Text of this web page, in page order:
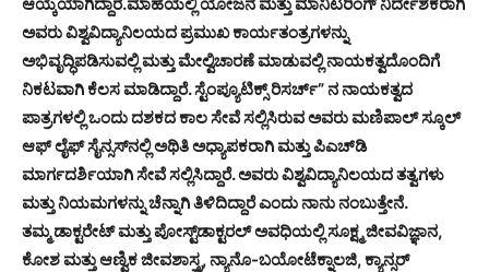
ಅವರು ವಿಶ್ವವಿದ್ಯಾನಿಲಯದ ಪ್ರಮುಖ ಕಾರ್ಯತಂತ್ರಗಳನ್ನು
ಅಭಿವೃದ್ಧಿಪಡಿಸುವಲ್ಲಿ ಮತ್ತು ಮೇಲ್ವಿಚಾರಣೆ ಮಾಡುವಲ್ಲಿ ನಾಯಕತ್ವದೊಂದಿಗೆ
ನಿಕಟವಾಗಿ ಕೆಲಸ ಮಾಡಿದ್ದಾರೆ. ಸ್ಟೆಂಪ್ಯೂಟಿಕ್ಸ್ ರಿಸರ್ಚ್” ನ ನಾಯಕತ್ವದ
ಪಾತ್ರಗಳಲ್ಲಿ ಒಂದು ದಶಕದ ಕಾಲ ಸೇವೆ ಸಲ್ಲಿಸಿರುವ ಅವರು ಮಣಿಪಾಲ್ ಸ್ಕೂಲ್
ಆಫ್ ಲೈಫ್ ಸೈನ್ಸಸ್‌ನಲ್ಲಿ ಅಥಿತಿ ಅಧ್ಯಾಪಕರಾಗಿ ಮತ್ತು ಪಿಎಚ್‌ಡಿ
ಮಾರ್ಗದರ್ಶಿಯಾಗಿ ಸೇವೆ ಸಲ್ಲಿಸಿದ್ದಾರೆ. ಅವರು ವಿಶ್ವವಿದ್ಯಾನಿಲಯದ ತತ್ವಗಳು
ಮತ್ತು ನಿಯಮಗಳನ್ನು ಚೆನ್ನಾಗಿ ತಿಳಿದಿದ್ದಾರೆ ಎಂದು ನಾನು ನಂಬುತ್ತೇನೆ.
ತಮ್ಮ ಡಾಕ್ಟರೇಟ್ ಮತ್ತು ಪೋಸ್ಟ್‌ಡಾಕ್ಟರಲ್ ಅವಧಿಯಲ್ಲಿ ಸೂಕ್ಷ್ಮ ಜೀವವಿಜ್ಞಾನ,
ಕೋಶ ಮತ್ತು ಆಣ್ವಿಕ ಜೀವಶಾಸ್ತ್ರ, ನ್ಯಾನೊ-ಬಯೋಟೆಕ್ನಾಲಜಿ, ಕ್ಯಾನ್ಸರ್